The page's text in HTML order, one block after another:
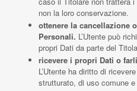
non la loro conservazione.
ottenere la cancellazione
Personali. L’Utente può
propri Dati da parte del
ricevere i propri Dati o
L’Utente ha diritto di
strutturato, di uso comune